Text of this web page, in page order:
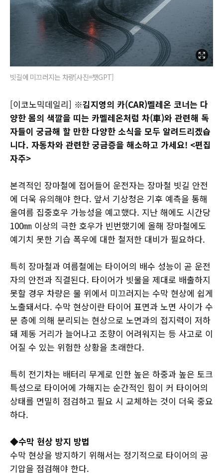
빗길에 미끄러지는 차량[사진=챗GPT]
[이코노믹데일리] ※김지영의 카(CAR)멜레온 코너는 다
양한 몸의 색깔을 띠는 카멜레온처럼 차(車)와 관련해 독
자들이 궁금해 할 만한 다양한 소식을 모두 알려드리겠습
니다. 자동차와 관련한 궁금증을 해소하고 가세요! <편집
자주>
본격적인 장마철에 접어들어 운전자는 장마철 빗길 안전
에 더욱 유의해야 한다. 앞서 기상청은 기후 예측을 통해
올여름 집중호우 가능성을 예고했다. 지난 해에도 시간당
100㎜ 이상의 극한 호우가 빈번했기에 올해 장마철에도
예기치 못한 기습 폭우에 대한 철저한 대비가 필요하다.
특히 장마철과 여름철에는 타이어의 배수 성능이 곧 운전
자의 안전과 직결된다. 타이어가 빗물을 제대로 배출하지
못할 경우 차량은 물 위에서 미끄러지는 수막 현상에 쉽게
노출돼서다. 수막 현상이란 타이어 표면과 노면 사이가 수
분 층에 의해 분리되는 현상으로 노면과의 접지력이 저하
돼 제동 거리가 늘어나고 조향이 어려워지는 등 사고로 이
어질 수 있는 위험한 상황을 초래한다.
특히 전기차는 배터리 무게로 인한 높은 하중과 높은 토크
특성으로 타이어에 가해지는 순간적인 힘이 커 타이어의
상태를 면밀히 점검하고 필요 시 교체하는 것이 더욱 중요
하다.
◆수막 현상 방지 방법
수막 현상을 방지하기 위해서는 정기적으로 타이어의 공
기압을 점검해야 한다.